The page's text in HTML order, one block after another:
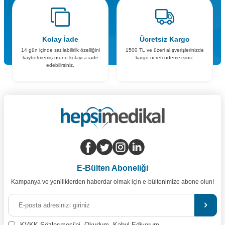
Kolay İade
14 gün içinde satılabilirlik özelliğini
kaybetmemiş ürünü kolayca iade
edebilirsiniz.
Ücretsiz Kargo
1500 TL ve üzeri alışverişlerinizde
kargo ücreti ödemezsiniz.
E-Bülten Aboneliği
Kampanya ve yeniliklerden haberdar olmak için e-bültenimize abone olun!